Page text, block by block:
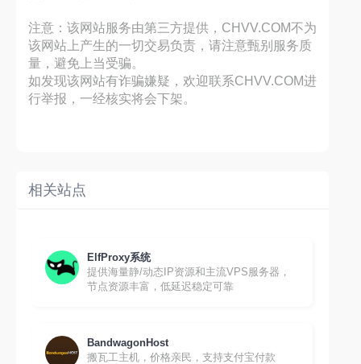
注意：该网站服务由第三方提供，CHVV.COM不为
该网站上产生的一切交易负责，请注意甄别服务质
量，避免上当受骗。
如发现该网站有诈骗嫌疑，欢迎联系CHVV.COM进
行举报，一经核实将会下架。
相关站点
ElfProxy系统
提供海量静/动态IP资源和主流VPS服务器，
节点资源丰富，低延迟稳定可靠
BandwagonHost
搬瓦工主机，价格亲民，支持支付宝付款